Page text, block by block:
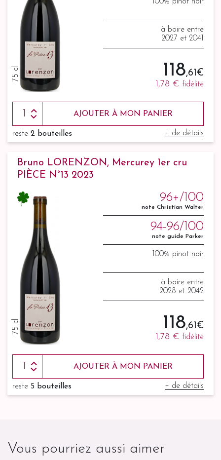
75 cl
100% pinot noir
à boire entre
2027 et 2041
118,61 €
1,78 € fidélité
AJOUTER À MON PANIER
reste 2 bouteilles + de détails
Bruno LORENZON, Mercurey 1er cru
PIÈCE N°13 2023
75 cl
96+/100
note Christian Walter
94-96/100
note guide Parker
100% pinot noir
à boire entre
2028 et 2042
118,61 €
1,78 € fidélité
AJOUTER À MON PANIER
reste 5 bouteilles + de détails
Vous pourriez aussi aimer